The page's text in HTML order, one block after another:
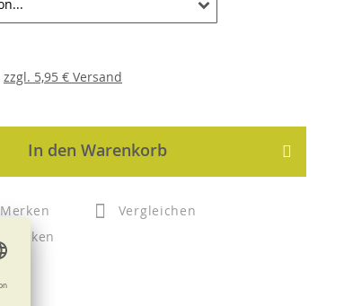
zzgl. 5,95 € Versand
In den Warenkorb
Merken
Vergleichen
Drucken